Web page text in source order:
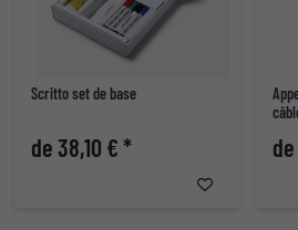
Scritto set de base
de 38,10 € *